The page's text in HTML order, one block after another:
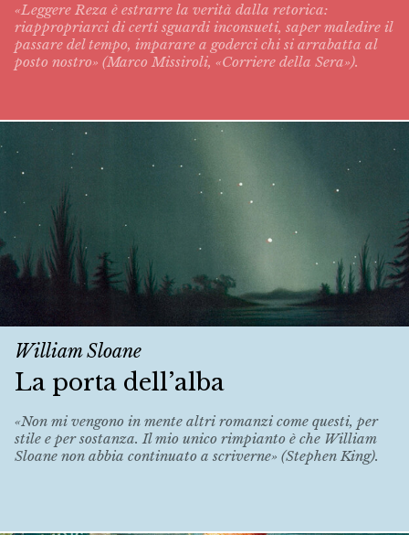
«Leggere Reza è estrarre la verità dalla retorica:
riappropriarci di certi sguardi inconsueti, saper maledire il
passare del tempo, imparare a goderci chi si arrabatta al
posto nostro» (Marco Missiroli, «Corriere della Sera»).
William Sloane
La porta dell’alba
«Non mi vengono in mente altri romanzi come questi, per
stile e per sostanza. Il mio unico rimpianto è che William
Sloane non abbia continuato a scriverne» (Stephen King).